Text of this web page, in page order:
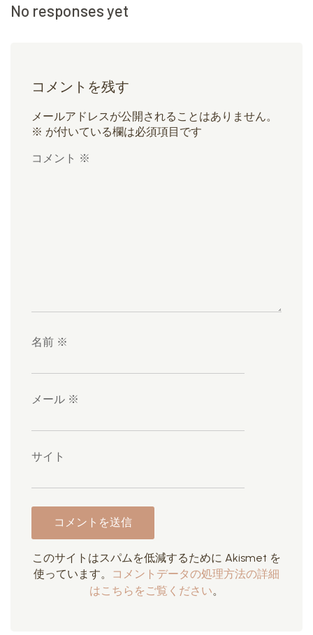
No responses yet
コメントを残す
メールアドレスが公開されることはありません。
※ が付いている欄は必須項目です
コメント ※
名前 ※
メール ※
サイト
このサイトはスパムを低減するために Akismet を
使っています。
コメントデータの処理方法の詳細
はこちらをご覧ください。